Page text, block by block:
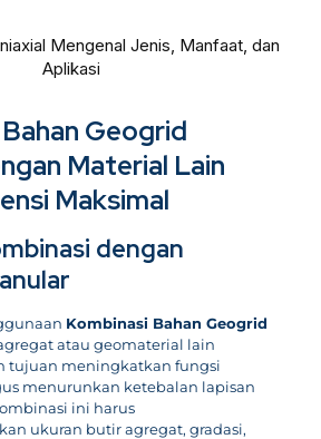
Mengenal Jenis, Manfaat, dan
Aplikasi
Geogrid
Material Lain
Maksimal
dengan
Kombinasi Bahan Geogrid
atau geomaterial lain
tujuan meningkatkan fungsi
menurunkan ketebalan lapisan
ini harus
ukuran butir agregat, gradasi,